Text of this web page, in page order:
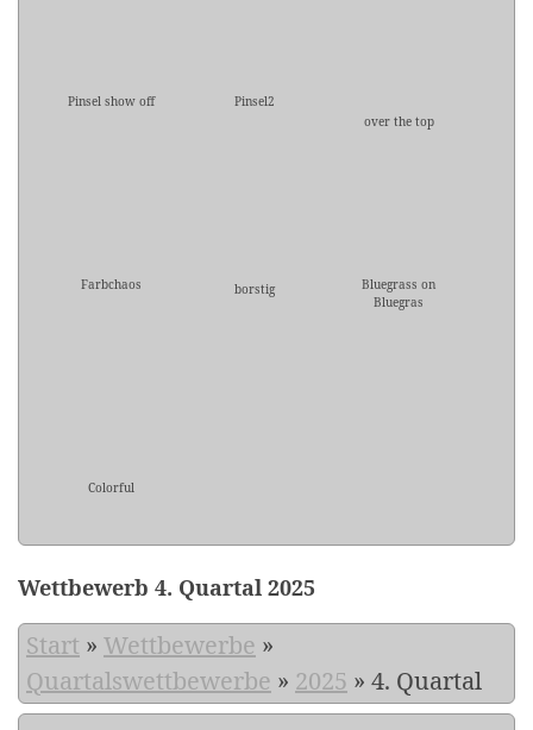
Pinsel show off
Pinsel2
over the top
Farbchaos borstig
Bluegrass on
Bluegras
Colorful
Wettbewerb 4. Quartal 2025
Start » Wettbewerbe »
Quartalswettbewerbe » 2025 » 4. Quartal